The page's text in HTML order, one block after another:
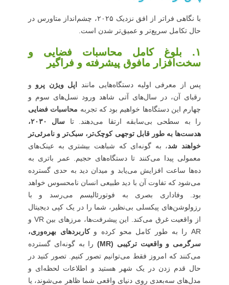
با نگاهی فراتر از افق نزدیک ۲۰۲۵، چشم‌انداز متاورس در
حال تکامل سریع‌تر و عمیق‌تر شدن است.
۱. بلوغ کامل محاسبات فضایی و
سخت‌افزار مافوق پیشرفته و فراگیر
پس از معرفی اولیه دستگاه‌هایی مانند اپل ویژن پرو و
رقبای آن، در سال‌های آتی شاهد ورود نسل‌های سوم و
چهارم این دستگاه‌ها خواهیم بود که تجربه محاسبات فضایی
را به سطحی بی‌سابقه ارتقا می‌دهند. تا
سال ۲۰۳۰،
هدست‌ها به طور قابل توجهی کوچک‌تر، سبک‌تر و نامرئی‌تر
خواهند شد، به گونه‌ای که شباهت بیشتری به عینک‌های
معمولی پیدا می‌کنند تا دستگاه‌های حجیم. عمر باتری به
ده‌ها ساعت افزایش می‌یابد و میدان دید به حدی گسترده
می‌شود که تفاوت آن با دید طبیعی انسان نامحسوس خواهد
بود. وفاداری بصری به فوتورئالیسم می‌رسد و با
رزولوشن‌های پیکسلی بی‌نظیر، شما را در یک کپی دیجیتال
از واقعیت غرق می‌کند. این پیشرفت‌ها، مرزهای بین VR و
AR را به طور کامل محو کرده و
کاربردهای بهره‌وری،
سرگرمی و واقعیت ترکیبی (MR)
را به گونه‌ای گسترده
می‌کنند که امروز فقط می‌توانیم تصور کنیم. تصور کنید در
حال قدم زدن در یک شهر هستید و اطلاعات لحظه‌ای و
مدل‌های سه‌بعدی روی دنیای واقعی شما ظاهر می‌شوند، یا